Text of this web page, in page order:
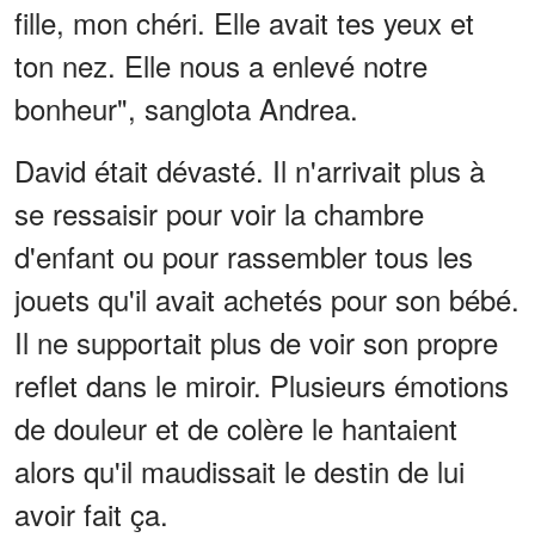
fille, mon chéri. Elle avait tes yeux et
ton nez. Elle nous a enlevé notre
bonheur", sanglota Andrea.
David était dévasté. Il n'arrivait plus à
se ressaisir pour voir la chambre
d'enfant ou pour rassembler tous les
jouets qu'il avait achetés pour son bébé.
Il ne supportait plus de voir son propre
reflet dans le miroir. Plusieurs émotions
de douleur et de colère le hantaient
alors qu'il maudissait le destin de lui
avoir fait ça.